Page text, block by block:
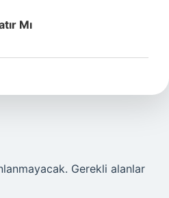
Mı
Gerekli alanlar